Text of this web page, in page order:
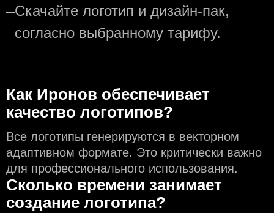
—Скачайте логотип и дизайн-пак,
согласно выбранному тарифу.
Как Иронов обеспечивает
качество логотипов?
Все логотипы генерируются в векторном
адаптивном формате. Это критически важно
для профессионального использования.
Сколько времени занимает
создание логотипа?